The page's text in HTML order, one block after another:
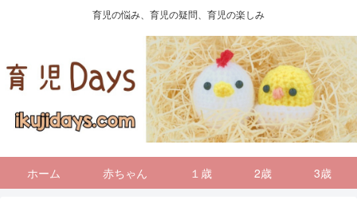
育児の悩み、育児の疑問、育児の楽しみ
ホーム 赤ちゃん １歳 2歳 3歳